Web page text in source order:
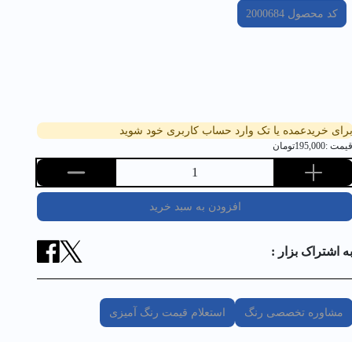
کد محصول2000684
برای خریدعمده یا تک وارد حساب کاربری خود شوید
قیمت :195,000تومان
1
افزودن به سبد خرید
به اشتراک بزار :
مشاوره تخصصی رنگ استعلام قیمت رنگ آمیزی